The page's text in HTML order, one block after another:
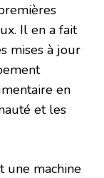
Il en a fait
mises à jour
en
et les
une machine